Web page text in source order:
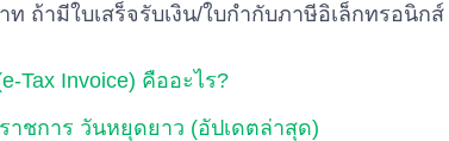
ถ้ามีใบเสร็จรับเงิน/ใบกำกับภาษีอิเล็กทรอนิกส์
Tax Invoice) คืออะไร?
ชการ วันหยุดยาว (อัปเดตล่าสุด)